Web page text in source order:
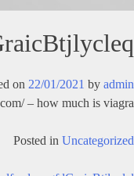
on 22/01/2021 by admin
– how much is viagra ’
Posted in Uncategorized